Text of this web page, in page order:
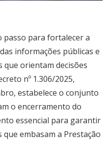
passo para fortalecer a
informações públicas e
que orientam decisões
nº 1.306/2025,
estabelece o conjunto
o encerramento do
essencial para garantir
embasam a Prestação